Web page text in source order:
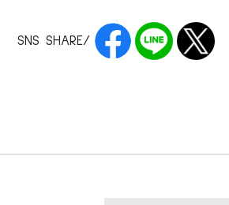
SNS SHARE/